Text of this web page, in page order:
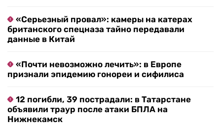
«Серьезный провал»: камеры на катерах
британского спецназа тайно передавали
данные в Китай
«Почти невозможно лечить»: в Европе
признали эпидемию гонореи и сифилиса
12 погибли, 39 пострадали: в Татарстане
объявили траур после атаки БПЛА на
Нижнекамск